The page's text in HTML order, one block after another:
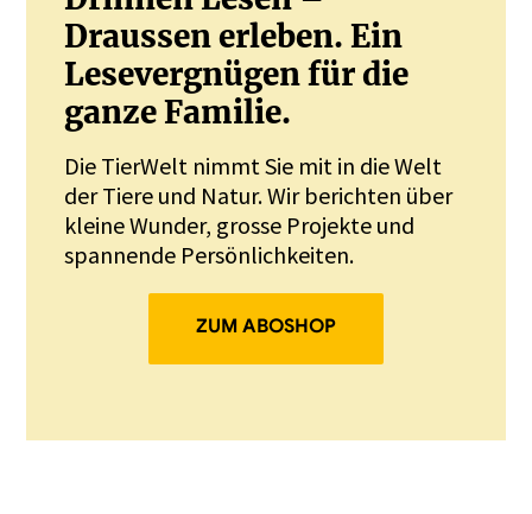
Draussen erleben. Ein
Lesevergnügen für die
ganze Familie.
Die TierWelt nimmt Sie mit in die Welt
der Tiere und Natur. Wir berichten über
kleine Wunder, grosse Projekte und
spannende Persönlichkeiten.
ZUM ABOSHOP